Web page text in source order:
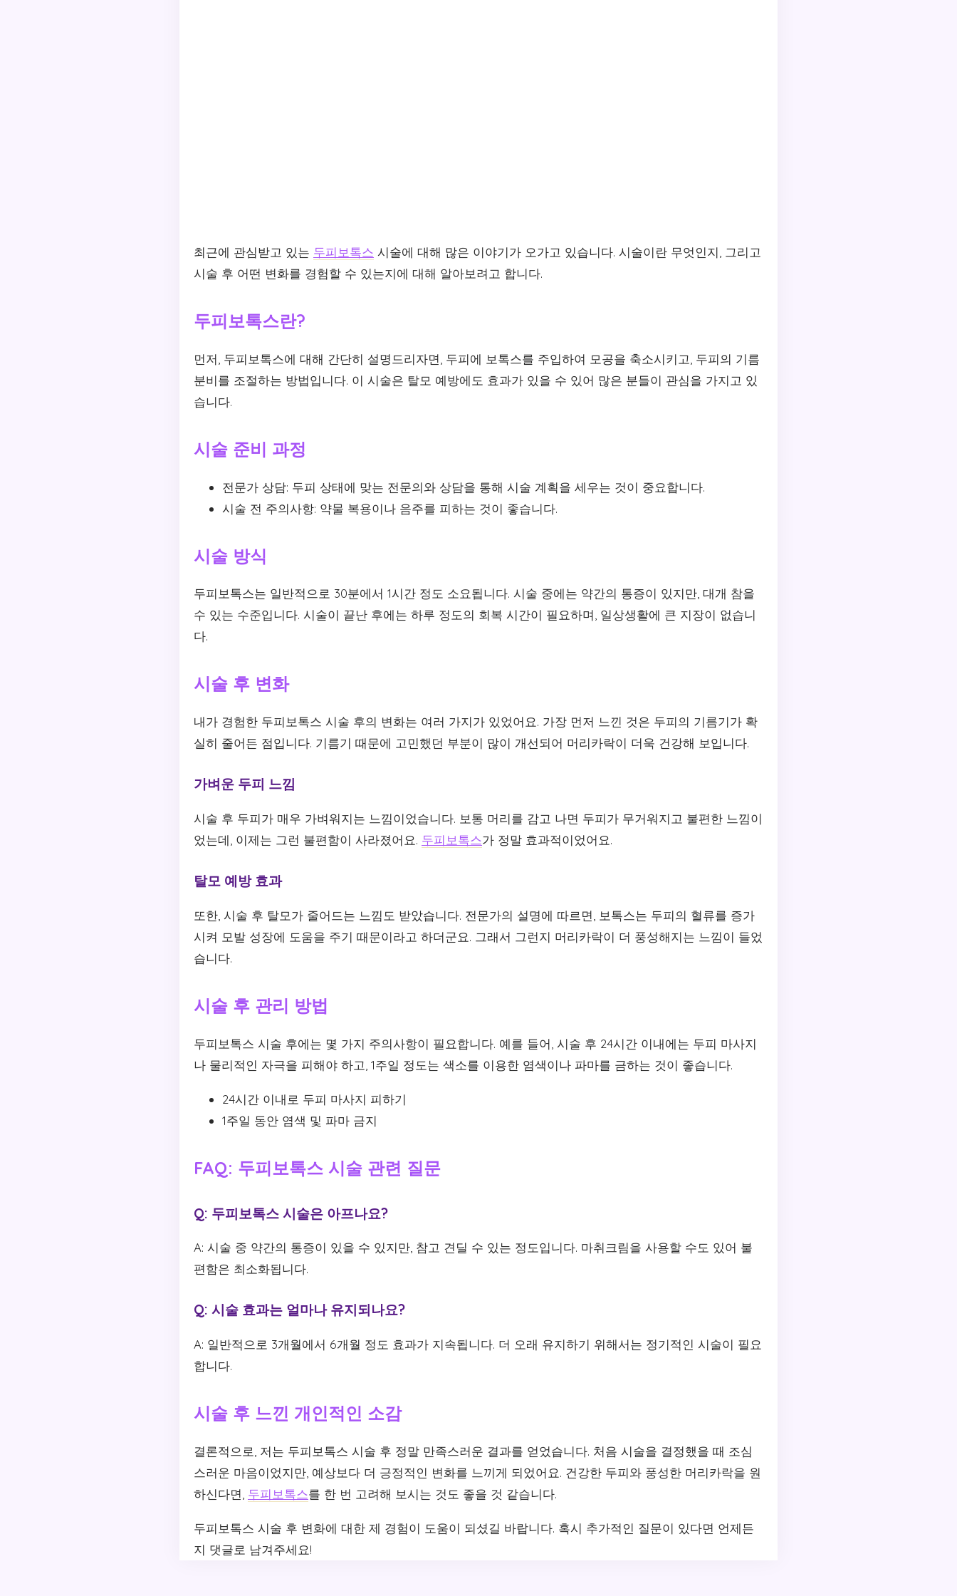
최근에 관심받고 있는 두피보톡스 시술에 대해 많은 이야기가 오가고 있습니다. 시술이란 무엇인지, 그리고
시술 후 어떤 변화를 경험할 수 있는지에 대해 알아보려고 합니다.
두피보톡스란?
먼저, 두피보톡스에 대해 간단히 설명드리자면, 두피에 보톡스를 주입하여 모공을 축소시키고, 두피의 기름
분비를 조절하는 방법입니다. 이 시술은 탈모 예방에도 효과가 있을 수 있어 많은 분들이 관심을 가지고 있
습니다.
시술 준비 과정
전문가 상담: 두피 상태에 맞는 전문의와 상담을 통해 시술 계획을 세우는 것이 중요합니다.
시술 전 주의사항: 약물 복용이나 음주를 피하는 것이 좋습니다.
시술 방식
두피보톡스는 일반적으로 30분에서 1시간 정도 소요됩니다. 시술 중에는 약간의 통증이 있지만, 대개 참을
수 있는 수준입니다. 시술이 끝난 후에는 하루 정도의 회복 시간이 필요하며, 일상생활에 큰 지장이 없습니
다.
시술 후 변화
내가 경험한 두피보톡스 시술 후의 변화는 여러 가지가 있었어요. 가장 먼저 느낀 것은 두피의 기름기가 확
실히 줄어든 점입니다. 기름기 때문에 고민했던 부분이 많이 개선되어 머리카락이 더욱 건강해 보입니다.
가벼운 두피 느낌
시술 후 두피가 매우 가벼워지는 느낌이었습니다. 보통 머리를 감고 나면 두피가 무거워지고 불편한 느낌이
었는데, 이제는 그런 불편함이 사라졌어요. 두피보톡스가 정말 효과적이었어요.
탈모 예방 효과
또한, 시술 후 탈모가 줄어드는 느낌도 받았습니다. 전문가의 설명에 따르면, 보톡스는 두피의 혈류를 증가
시켜 모발 성장에 도움을 주기 때문이라고 하더군요. 그래서 그런지 머리카락이 더 풍성해지는 느낌이 들었
습니다.
시술 후 관리 방법
두피보톡스 시술 후에는 몇 가지 주의사항이 필요합니다. 예를 들어, 시술 후 24시간 이내에는 두피 마사지
나 물리적인 자극을 피해야 하고, 1주일 정도는 색소를 이용한 염색이나 파마를 금하는 것이 좋습니다.
24시간 이내로 두피 마사지 피하기
1주일 동안 염색 및 파마 금지
FAQ: 두피보톡스 시술 관련 질문
Q: 두피보톡스 시술은 아프나요?
A: 시술 중 약간의 통증이 있을 수 있지만, 참고 견딜 수 있는 정도입니다. 마취크림을 사용할 수도 있어 불
편함은 최소화됩니다.
Q: 시술 효과는 얼마나 유지되나요?
A: 일반적으로 3개월에서 6개월 정도 효과가 지속됩니다. 더 오래 유지하기 위해서는 정기적인 시술이 필요
합니다.
시술 후 느낀 개인적인 소감
결론적으로, 저는 두피보톡스 시술 후 정말 만족스러운 결과를 얻었습니다. 처음 시술을 결정했을 때 조심
스러운 마음이었지만, 예상보다 더 긍정적인 변화를 느끼게 되었어요. 건강한 두피와 풍성한 머리카락을 원
하신다면, 두피보톡스를 한 번 고려해 보시는 것도 좋을 것 같습니다.
두피보톡스 시술 후 변화에 대한 제 경험이 도움이 되셨길 바랍니다. 혹시 추가적인 질문이 있다면 언제든
지 댓글로 남겨주세요!